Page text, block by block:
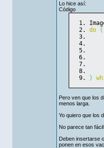
Lo hice así:
Código
do {
}
Pero ven que los
menos larga.
Yo quiero que los
No parece tan fácil.
Deben insertarse
ponen en esos